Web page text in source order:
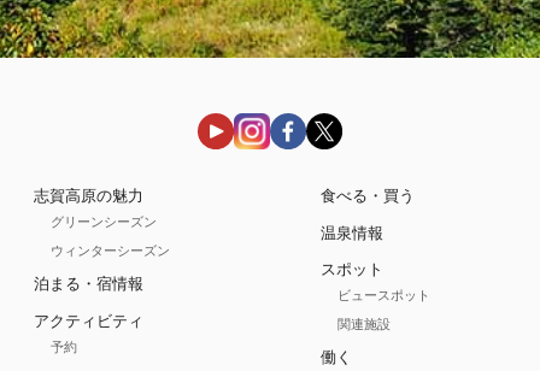
志賀高原の魅力
グリーンシーズン
ウィンターシーズン
泊まる・宿情報
アクティビティ
予約
食べる・買う
温泉情報
スポット
ビュースポット
関連施設
働く